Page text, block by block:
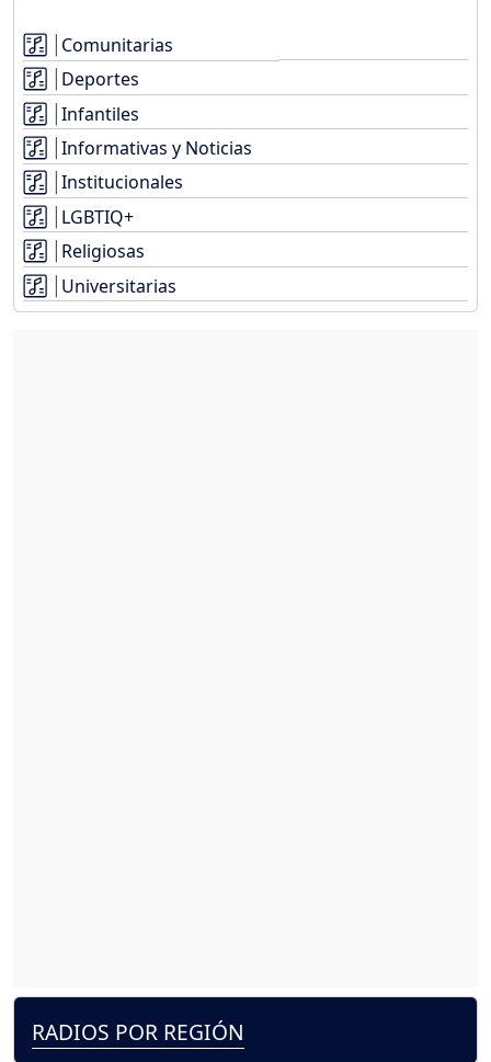
Comunitarias
Deportes
Infantiles
Informativas y Noticias
Institucionales
LGBTIQ+
Religiosas
Universitarias
RADIOS POR REGIÓN